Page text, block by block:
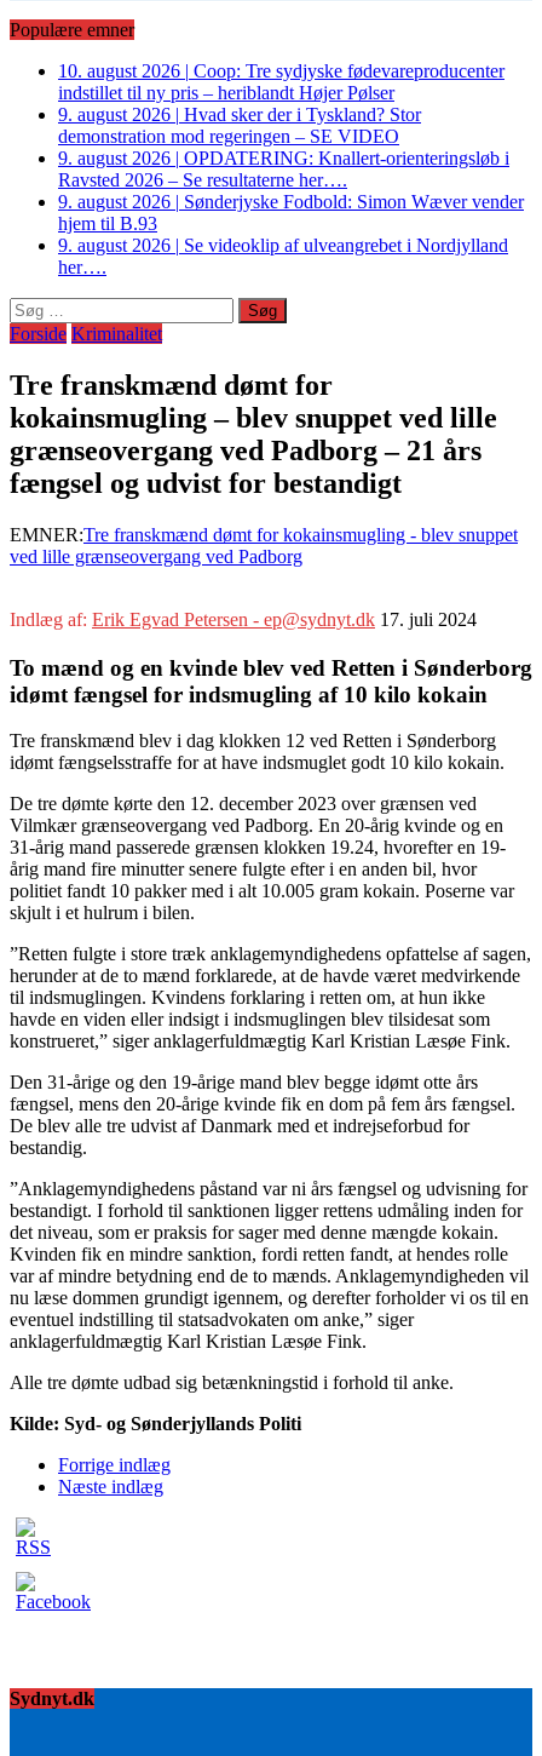
Populære emner
10. august 2026 | Coop: Tre sydjyske fødevareproducenter
indstillet til ny pris – heriblandt Højer Pølser
9. august 2026 | Hvad sker der i Tyskland? Stor
demonstration mod regeringen – SE VIDEO
9. august 2026 | OPDATERING: Knallert-orienteringsløb i
Ravsted 2026 – Se resultaterne her….
9. august 2026 | Sønderjyske Fodbold: Simon Wæver vender
hjem til B.93
9. august 2026 | Se videoklip af ulveangrebet i Nordjylland
her….
Søg
efter:
Forside Kriminalitet
Tre franskmænd dømt for
kokainsmugling – blev snuppet ved lille
grænseovergang ved Padborg – 21 års
fængsel og udvist for bestandigt
EMNER:Tre franskmænd dømt for kokainsmugling - blev snuppet
ved lille grænseovergang ved Padborg
Indlæg af: Erik Egvad Petersen - ep@sydnyt.dk 17. juli 2024
To mænd og en kvinde blev ved Retten i Sønderborg
idømt fængsel for indsmugling af 10 kilo kokain ​
Tre franskmænd blev i dag klokken 12 ved Retten i Sønderborg
idømt fængselsstraffe for at have indsmuglet godt 10 kilo kokain.
De tre dømte kørte den 12. december 2023 over grænsen ved
Vilmkær grænseovergang ved Padborg. En 20-årig kvinde og en
31-årig mand passerede grænsen klokken 19.24, hvorefter en 19-
årig mand fire minutter senere fulgte efter i en anden bil, hvor
politiet fandt 10 pakker med i alt 10.005 gram kokain. Poserne var
skjult i et hulrum i bilen.
”Retten fulgte i store træk anklagemyndighedens opfattelse af sagen,
herunder at de to mænd forklarede, at de havde været medvirkende
til indsmuglingen. Kvindens forklaring i retten om, at hun ikke
havde en viden eller indsigt i indsmuglingen blev tilsidesat som
konstrueret,” siger anklagerfuldmægtig Karl Kristian Læsøe Fink.
Den 31-årige og den 19-årige mand blev begge idømt otte års
fængsel, mens den 20-årige kvinde fik en dom på fem års fængsel.
De blev alle tre udvist af Danmark med et indrejseforbud for
bestandig.
”Anklagemyndighedens påstand var ni års fængsel og udvisning for
bestandigt. I forhold til sanktionen ligger rettens udmåling inden for
det niveau, som er praksis for sager med denne mængde kokain.
Kvinden fik en mindre sanktion, fordi retten fandt, at hendes rolle
var af mindre betydning end de to mænds. Anklagemyndigheden vil
nu læse dommen grundigt igennem, og derefter forholder vi os til en
eventuel indstilling til statsadvokaten om anke,” siger
anklagerfuldmægtig Karl Kristian Læsøe Fink.
Alle tre dømte udbad sig betænkningstid i forhold til anke.
Kilde: Syd- og Sønderjyllands Politi
Forrige indlæg
Næste indlæg
Sydnyt.dk